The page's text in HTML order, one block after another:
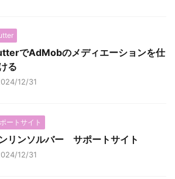
でAdMobのメディエーションを仕
る
12/31
ートサイト
リンソルバー サポートサイト
12/31